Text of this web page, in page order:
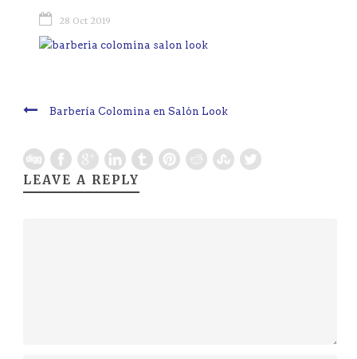
28 Oct 2019
Barbería Colomina en Salón Look
LEAVE A REPLY